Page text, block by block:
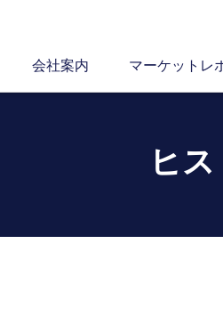
会社案内 マーケットレ
ヒ